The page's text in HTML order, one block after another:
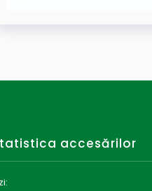
accesărilor